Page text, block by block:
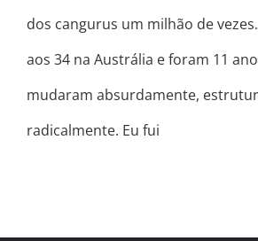
dos cangurus um milhão de
aos 34 na Austrália e foram 11
mudaram absurdamente,
radicalmente. Eu fui